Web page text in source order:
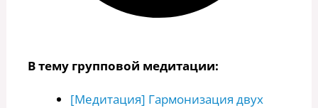
В тему групповой медитации:
[Медитация] Гармонизация двух